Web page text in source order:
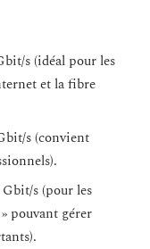
s (idéal pour les
et la fibre
s (convient
s (pour les
pouvant gérer